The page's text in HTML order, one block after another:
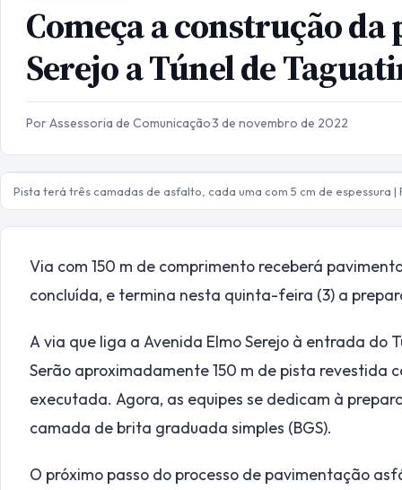
Começa a construção
Serejo a Túnel de
Por Assessoria de Comunicação·3 de novembro de 2022
Pista terá três camadas de asfalto, cada uma com 5 cm de espessura
Via com 150 m de comprimento receberá
concluída, e termina nesta quinta-feira (3) a
A via que liga a Avenida Elmo Serejo à entrada do
Serão aproximadamente 150 m de pista revestida
executada. Agora, as equipes se dedicam à
camada de brita graduada simples (BGS).
O próximo passo do processo de pavimentação